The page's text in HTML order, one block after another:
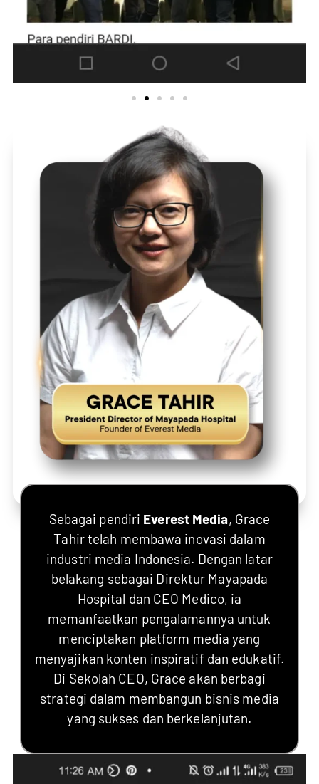
Sebagai pendiri Everest Media, Grace
Tahir telah membawa inovasi dalam
industri media Indonesia. Dengan latar
belakang sebagai Direktur Mayapada
Hospital dan CEO Medico, ia
memanfaatkan pengalamannya untuk
menciptakan platform media yang
menyajikan konten inspiratif dan edukatif.
Di Sekolah CEO, Grace akan berbagi
strategi dalam membangun bisnis media
yang sukses dan berkelanjutan.